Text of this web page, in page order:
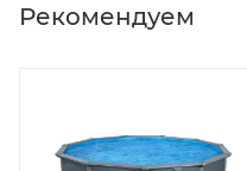
Рекомендуем